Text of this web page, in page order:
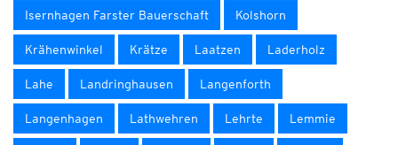
Isernhagen Farster Bauerschaft Kolshorn
Krähenwinkel Krätze Laatzen Laderholz
Lahe Landringhausen Langenforth
Langenhagen Lathwehren Lehrte Lemmie